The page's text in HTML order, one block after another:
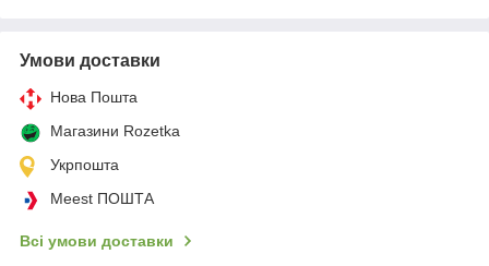
Умови доставки
Нова Пошта
Магазини Rozetka
Укрпошта
Meest ПОШТА
Всі умови доставки